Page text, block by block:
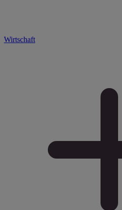
Wirtschaft